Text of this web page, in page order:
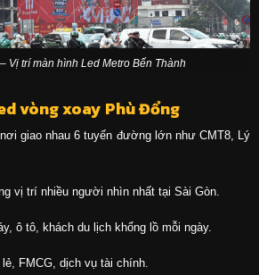
Vị trí màn hình Led Metro Bến Thành
vòng xoay Phù Đổng
giao nhau 6 tuyến đường lớn như CMT8, Lý
vị trí nhiều người nhìn nhất tại Sài Gòn.
ô tô, khách du lịch khổng lồ mỗi ngày.
FMCG, dịch vụ tài chính.